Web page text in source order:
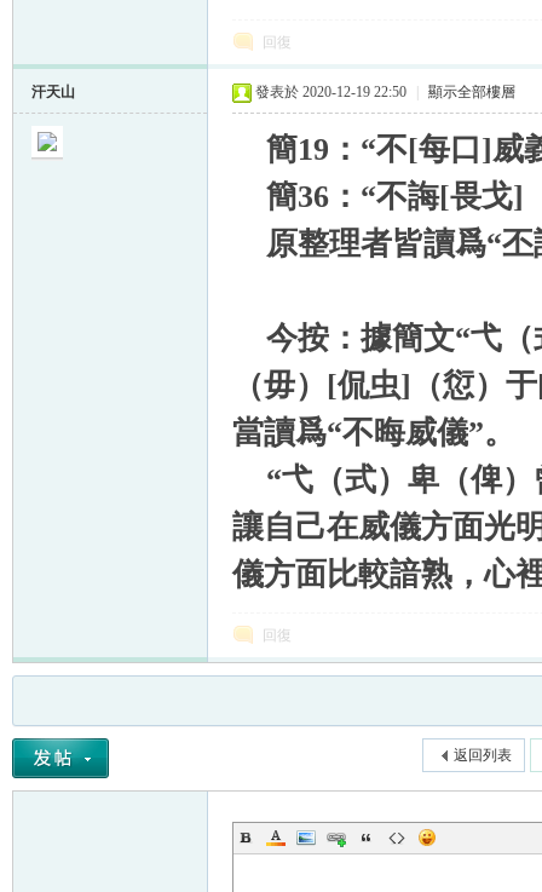
回復
汗天山 發表於 2020-12-19 22:50 顯示全部樓層
簡19：“不[每口]威
簡36：“不誨[畏戈]
原整理者皆讀爲“丕
今按：據簡文“弋（
（毋）[侃虫]（愆）
當讀爲“不晦威儀”。
“弋（式）卑（俾
讓自己在威儀方面光
儀方面比較諳熟，心
回復
返回列表